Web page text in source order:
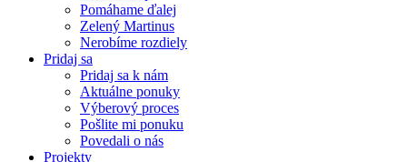
Pomáhame ďalej
Zelený Martinus
Nerobíme rozdiely
Pridaj sa
Pridaj sa k nám
Aktuálne ponuky
Výberový proces
Pošlite mi ponuku
Povedali o nás
Projekty